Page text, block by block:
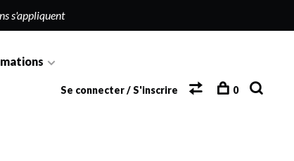
s'appliquent
Se connecter / S'inscrire 0